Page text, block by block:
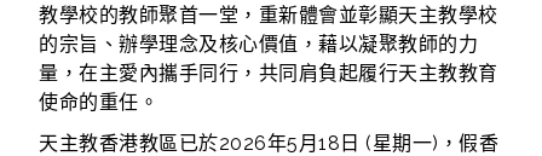
教學校的教師聚首一堂，重新體會並彰顯天主教學校
的宗旨、辦學理念及核心價值，藉以凝聚教師的力
量，在主愛內攜手同行，共同肩負起履行天主教教育
使命的重任。
天主教香港教區已於2026年5月18日 (星期一)，假香